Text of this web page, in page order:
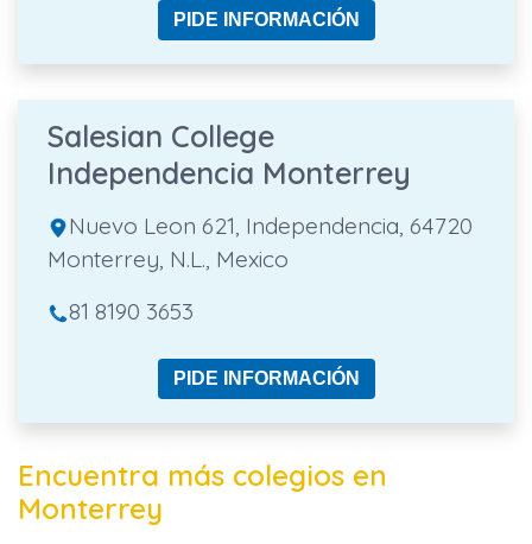
PIDE INFORMACIÓN
Salesian College
Independencia Monterrey
Nuevo Leon 621, Independencia, 64720
Monterrey, N.L., Mexico
81 8190 3653
PIDE INFORMACIÓN
Encuentra más colegios en
Monterrey